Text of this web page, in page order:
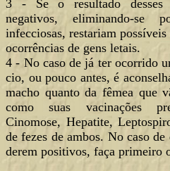
3 - Se o resultado desses
negativos, eliminando-se
infecciosas, restariam
ocorrências de gens letais.
4 - No caso de já ter ocorrido
cio, ou pouco antes, é
macho quanto da fêmea que
como suas vacinações
Cinomose, Hepatite,
de fezes de ambos. No caso
derem positivos, faça primeiro